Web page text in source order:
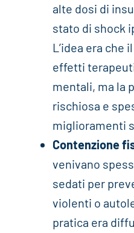
alte dosi di
stato di shock
L’idea era che
effetti
mentali, ma la
rischiosa e
miglioramenti
Contenzione
venivano
sedati per
violenti o
pratica era